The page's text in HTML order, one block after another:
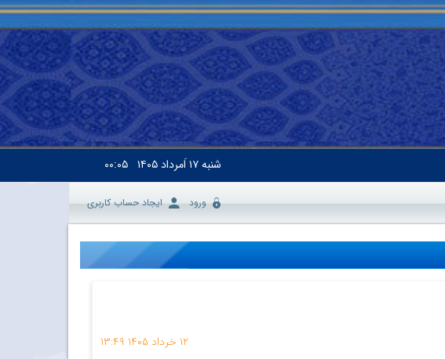
شنبه۱۷ اَمرداد ۱۴۰۵ ۰۰:۰۵
ورود ایجاد حساب کاربری
۱۲ خرداد ۱۴۰۵ ۱۳:۴۹